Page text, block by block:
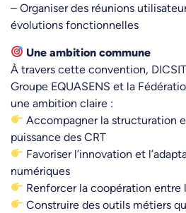
– Organiser des réunions
évolutions fonctionnelles
Une ambition commune
À travers cette convention,
Groupe EQUASENS et la
une ambition claire :
Accompagner la structuration
puissance des CRT
Favoriser l’innovation et
numériques
Renforcer la coopération
Construire des outils métiers